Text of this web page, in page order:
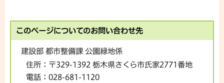
このページについてのお問い合わせ先
建設部 都市整備課 公園緑地係
住所： 〒329-1392 栃木県さくら市氏家2771番地
電話： 028-681-1120